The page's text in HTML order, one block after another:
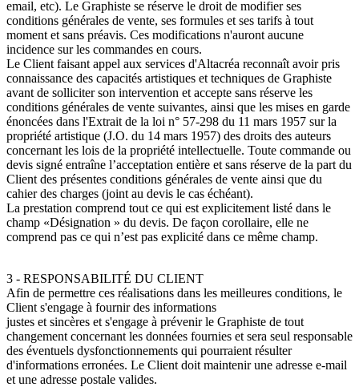
email, etc). Le Graphiste se réserve le droit de modifier ses
conditions générales de vente, ses formules et ses tarifs à tout
moment et sans préavis. Ces modifications n'auront aucune
incidence sur les commandes en cours.
Le Client faisant appel aux services d'Altacréa reconnaît avoir pris
connaissance des capacités artistiques et techniques de Graphiste
avant de solliciter son intervention et accepte sans réserve les
conditions générales de vente suivantes, ainsi que les mises en garde
énoncées dans l'Extrait de la loi n° 57-298 du 11 mars 1957 sur la
propriété artistique (J.O. du 14 mars 1957) des droits des auteurs
concernant les lois de la propriété intellectuelle. Toute commande ou
devis signé entraîne l’acceptation entière et sans réserve de la part du
Client des présentes conditions générales de vente ainsi que du
cahier des charges (joint au devis le cas échéant).
La prestation comprend tout ce qui est explicitement listé dans le
champ «Désignation » du devis. De façon corollaire, elle ne
comprend pas ce qui n’est pas explicité dans ce même champ.
3 - RESPONSABILITÉ DU CLIENT
Afin de permettre ces réalisations dans les meilleures conditions, le
Client s'engage à fournir des informations
justes et sincères et s'engage à prévenir le Graphiste de tout
changement concernant les données fournies et sera seul responsable
des éventuels dysfonctionnements qui pourraient résulter
d'informations erronées. Le Client doit maintenir une adresse e-mail
et une adresse postale valides.